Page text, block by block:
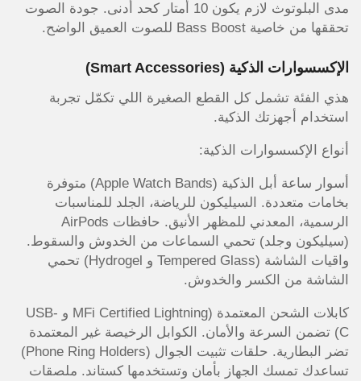
مدى البلوتوث لازم يكون 10 أمتار كحد أدنى. جودة الصوت
تحققها من خاصية Bass Boost للصوت العميق الواضح.
الإكسسوارات الذكية (Smart Accessories)
هذي الفئة تشمل كل القطع الصغيرة اللي تكمّل تجربة
استخدام أجهزتك الذكية.
أنواع الإكسسوارات الذكية:
أسوار ساعة أبل الذكية (Apple Watch Bands) متوفرة
بخامات متعددة. السيليكون للرياضة، الجلد للمناسبات
الرسمية، المعدني للمظهر الأنيق. حافظات AirPods
(سيليكون وجلد) تحمي السماعات من الخدوش والسقوط.
واقيات الشاشة (Tempered Glass و Hydrogel) تحمي
الشاشة من الكسر والخدوش.
كابلات الشحن المعتمدة (MFi Certified Lightning و USB-
C) تضمن السرعة والأمان. الكوابل الرخيصة غير المعتمدة
تضر البطارية. حلقات تثبيت الجوال (Phone Ring Holders)
تساعدك تمسك الجهاز بأمان وتستخدمها كستاند. ملصقات